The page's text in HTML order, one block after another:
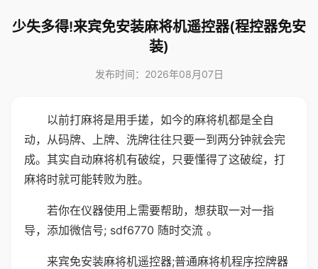
少失多得!来宾免安装麻将机遥控器(程控器免安
装)
发布时间：2026年08月07日
以前打麻将是用手搓，如今的麻将机都是全自
动，从码牌、上牌、洗牌往往只要一到两分钟就会完
成。其实自动麻将机有破绽，只要懂得了这破绽，打
麻将时就可能转败为胜。
若你在仪器使用上需要帮助，想获取一对一指
导，添加微信号; sdf6770 随时交流 。
来宾免安装麻将机遥控器;普通麻将机程序控牌器